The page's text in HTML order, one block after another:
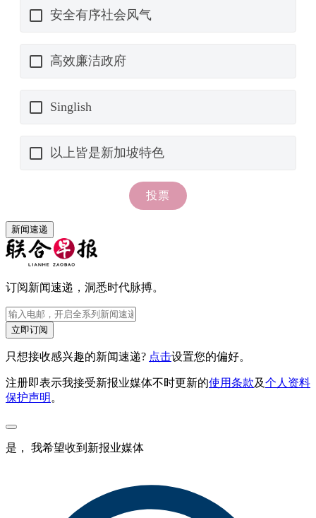
新闻速递
订阅新闻速递，洞悉时代脉搏。
立即订阅
只想接收感兴趣的新闻速递? 点击设置您的偏好。
注册即表示我接受新报业媒体不时更新的使用条款及个人资料
保护声明 。
是， 我希望收到新报业媒体